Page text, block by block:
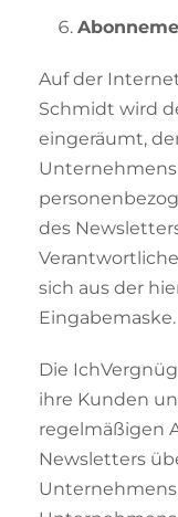
Auf der
Schmidt wird
eingeräumt,
des
sich aus der
Eingabemaske.
Die
ihre Kunden
regelmäßigen
Newsletters